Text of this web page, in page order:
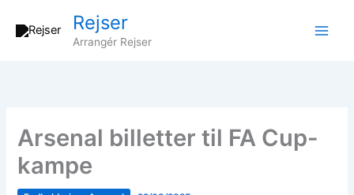
Rejser
Arrangér Rejser
Arsenal billetter til FA Cup-
kampe